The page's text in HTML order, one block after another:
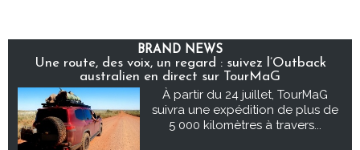
BRAND NEWS
Une route, des voix, un regard : suivez l’Outback
australien en direct sur TourMaG
À partir du 24 juillet, TourMaG
suivra une expédition de plus de
5 000 kilomètres à travers...